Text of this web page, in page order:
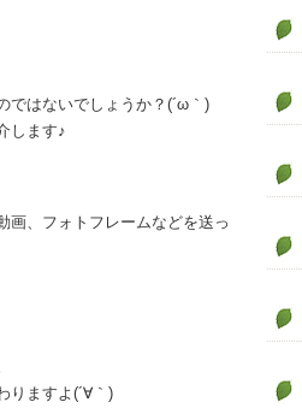
ではないでしょうか？(´ω｀)
します♪
画、フォトフレームなどを送っ
りますよ(´∀｀)